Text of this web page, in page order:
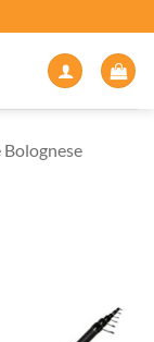
Bolognese